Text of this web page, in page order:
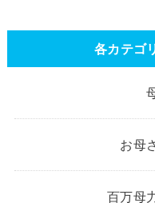
各カテゴ
お母
百万母